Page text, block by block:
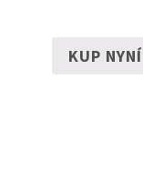
KUP NYNÍ